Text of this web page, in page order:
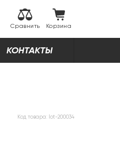
Сравнить Корзина
КОНТАКТЫ
Код товара: lot-200034